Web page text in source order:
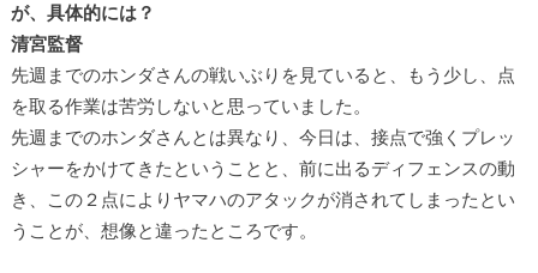
が、具体的には？
清宮監督
先週までのホンダさんの戦いぶりを見ていると、もう少し、点
を取る作業は苦労しないと思っていました。
先週までのホンダさんとは異なり、今日は、接点で強くプレッ
シャーをかけてきたということと、前に出るディフェンスの動
き、この２点によりヤマハのアタックが消されてしまったとい
うことが、想像と違ったところです。